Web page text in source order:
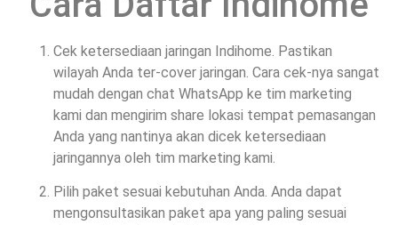
Cek ketersediaan jaringan Indihome. Pastikan
wilayah Anda ter-cover jaringan. Cara cek-nya sangat
mudah dengan chat WhatsApp ke tim marketing
kami dan mengirim share lokasi tempat pemasangan
Anda yang nantinya akan dicek ketersediaan
jaringannya oleh tim marketing kami.
Pilih paket sesuai kebutuhan Anda. Anda dapat
mengonsultasikan paket apa yang paling sesuai